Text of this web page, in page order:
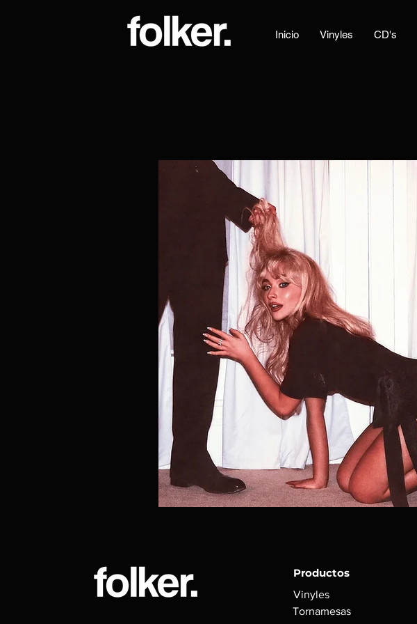
Inicio Vinyles CD's
Productos
Vinyles
Tornamesas